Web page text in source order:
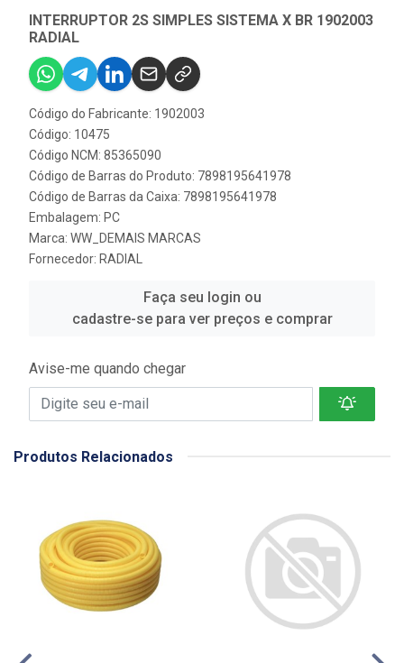
INTERRUPTOR 2S SIMPLES SISTEMA X BR 1902003
RADIAL
Código do Fabricante: 1902003
Código: 10475
Código NCM: 85365090
Código de Barras do Produto: 7898195641978
Código de Barras da Caixa: 7898195641978
Embalagem: PC
Marca: WW_DEMAIS MARCAS
Fornecedor: RADIAL
Faça seu login ou
cadastre-se para ver preços e comprar
Avise-me quando chegar
Produtos Relacionados